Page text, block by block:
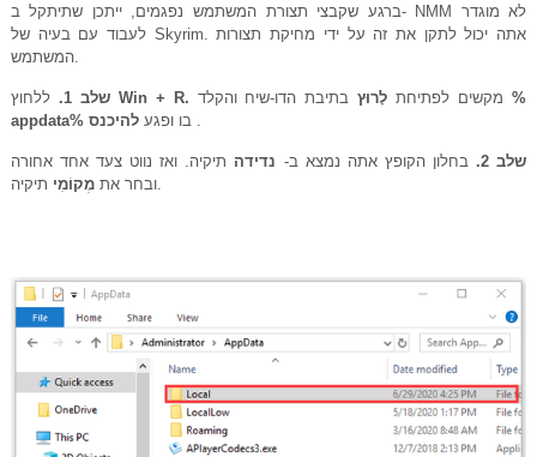
ברגע שקבצי תצורת המשתמש נפגמים, ייתכן שתיתקל ב- NMM לא מוגדר
לעבוד עם בעיה של Skyrim. אתה יכול לתקן את זה על ידי מחיקת תצורות
המשתמש.
שלב 1.ללחוץ Win + R. מקשים לפתיחת לָרוּץ בתיבת הדו-שיח והקלד%
appdata%
בו ופגעלהיכנס .
שלב 2. בחלון הקופץ אתה נמצא ב- נדידה תיקיה. ואז נווט צעד אחד אחורה
ובחר אתמְקוֹמִי תיקיה.